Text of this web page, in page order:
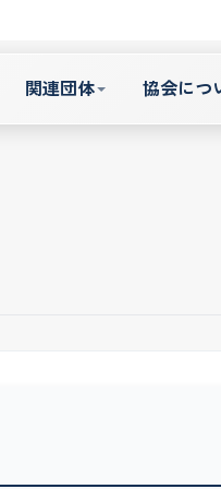
関連団体 協会につ